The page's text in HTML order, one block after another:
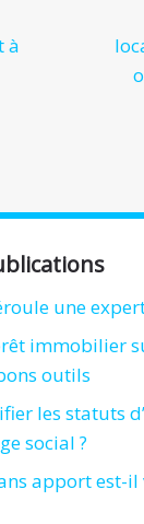
à
une
immobilier
outils
les statuts
social ?
apport est-